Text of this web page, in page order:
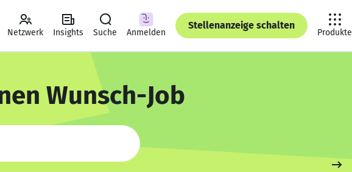
Netzwerk Insights Suche Anmelden
Stellenanzeige schalten
Produkte
Wunsch-Job